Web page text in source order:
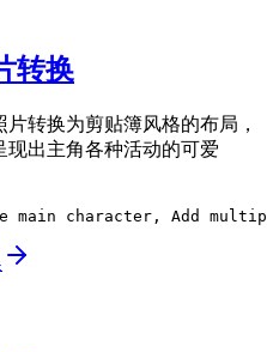
转换
转换为剪贴簿风格的布局，
出主角各种活动的可爱
main character, Add